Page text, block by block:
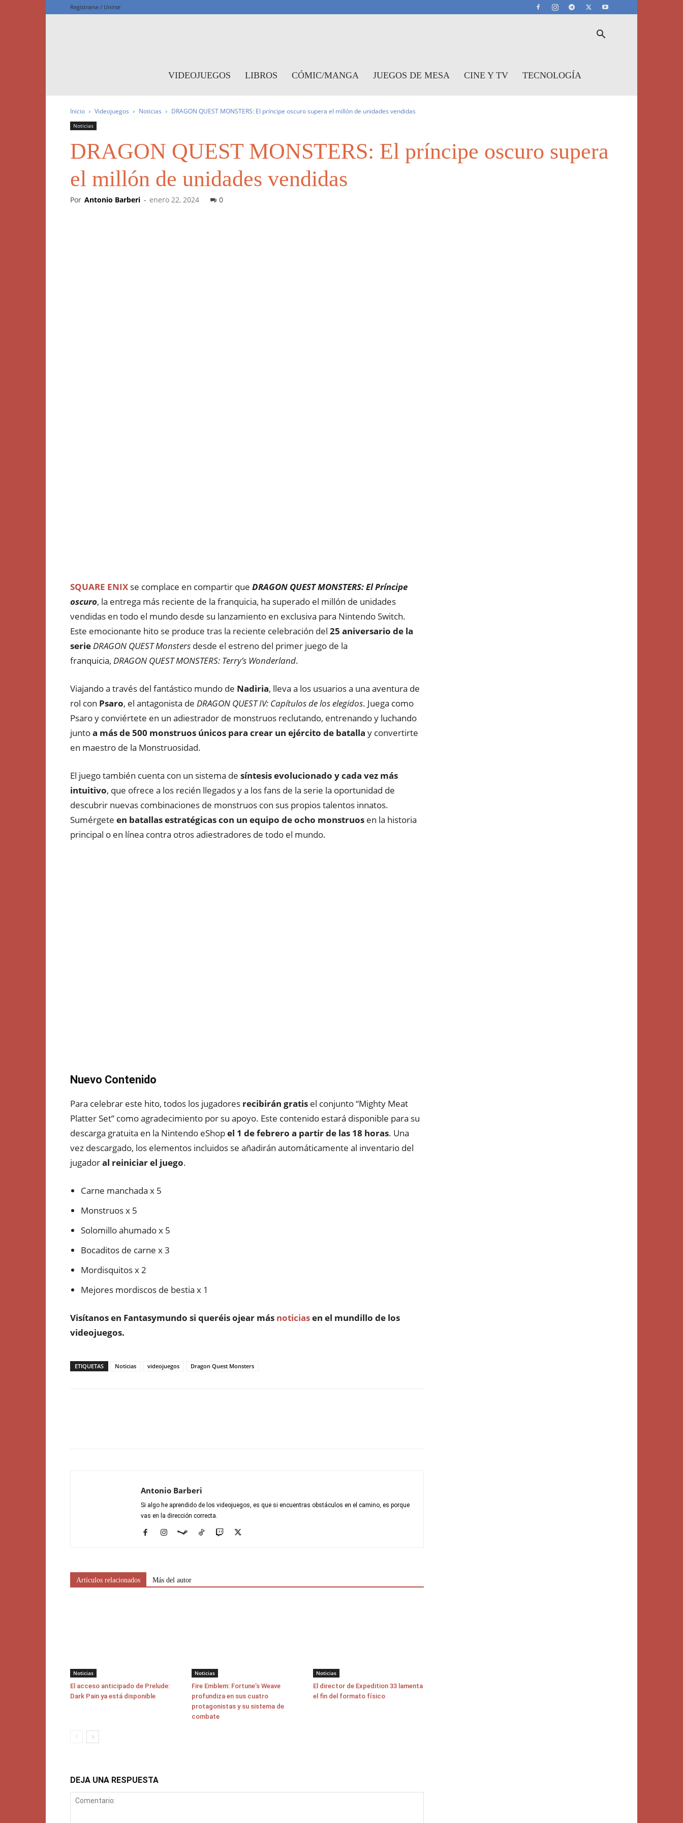
Registrarse / Unirse
VIDEOJUEGOS LIBROS CÓMIC/MANGA JUEGOS DE MESA CINE Y TV TECNOLOGÍA
Inicio Videojuegos Noticias DRAGON QUEST MONSTERS: El príncipe oscuro supera el millón de unidades vendidas
Noticias
DRAGON QUEST MONSTERS: El príncipe oscuro supera
el millón de unidades vendidas
Por Antonio Barberi - enero 22, 2024 0
SQUARE ENIX se complace en compartir que DRAGON QUEST MONSTERS: El Príncipe
oscuro, la entrega más reciente de la franquicia, ha superado el millón de unidades
vendidas en todo el mundo desde su lanzamiento en exclusiva para Nintendo Switch.
Este emocionante hito se produce tras la reciente celebración del 25 aniversario de la
serieDRAGON QUEST Monsters desde el estreno del primer juego de la
franquicia, DRAGON QUEST MONSTERS: Terry’s Wonderland.
Viajando a través del fantástico mundo de Nadiria, lleva a los usuarios a una aventura de
rol con Psaro, el antagonista de DRAGON QUEST IV: Capítulos de los elegidos. Juega como
Psaro y conviértete en un adiestrador de monstruos reclutando, entrenando y luchando
juntoa más de 500 monstruos únicos para crear un ejército de batalla y convertirte
en maestro de la Monstruosidad.
El juego también cuenta con un sistema de síntesis evolucionado y cada vez más
intuitivo, que ofrece a los recién llegados y a los fans de la serie la oportunidad de
descubrir nuevas combinaciones de monstruos con sus propios talentos innatos.
Sumérgete en batallas estratégicas con un equipo de ocho monstruos en la historia
principal o en línea contra otros adiestradores de todo el mundo.
Nuevo Contenido
Para celebrar este hito, todos los jugadores recibirán gratis el conjunto “Mighty Meat
Platter Set” como agradecimiento por su apoyo. Este contenido estará disponible para su
descarga gratuita en la Nintendo eShopel 1 de febrero a partir de las 18 horas. Una
vez descargado, los elementos incluidos se añadirán automáticamente al inventario del
jugadoral reiniciar el juego.
Carne manchada x 5
Monstruos x 5
Solomillo ahumado x 5
Bocaditos de carne x 3
Mordisquitos x 2
Mejores mordiscos de bestia x 1
Visítanos en Fantasymundo si queréis ojear más noticiasen el mundillo de los
videojuegos.
ETIQUETAS Noticias videojuegos Dragon Quest Monsters
Antonio Barberi
Si algo he aprendido de los videojuegos, es que si encuentras obstáculos en el camino, es porque
vas en la dirección correcta.
Artículos relacionados Más del autor
Noticias
El acceso anticipado de Prelude:
Dark Pain ya está disponible
Noticias
Fire Emblem: Fortune’s Weave
profundiza en sus cuatro
protagonistas y su sistema de
combate
Noticias
El director de Expedition 33 lamenta
el fin del formato físico
DEJA UNA RESPUESTA